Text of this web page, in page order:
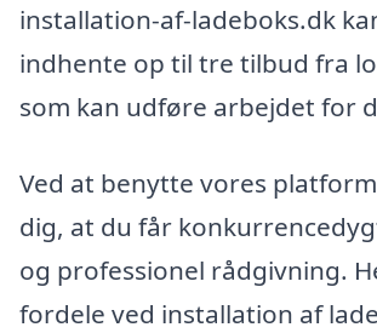
installation-af-ladeboks.dk
indhente op til tre tilbud fra
som kan udføre arbejdet for
Ved at benytte vores
dig, at du får
og professionel rådgivning.
fordele ved installation af